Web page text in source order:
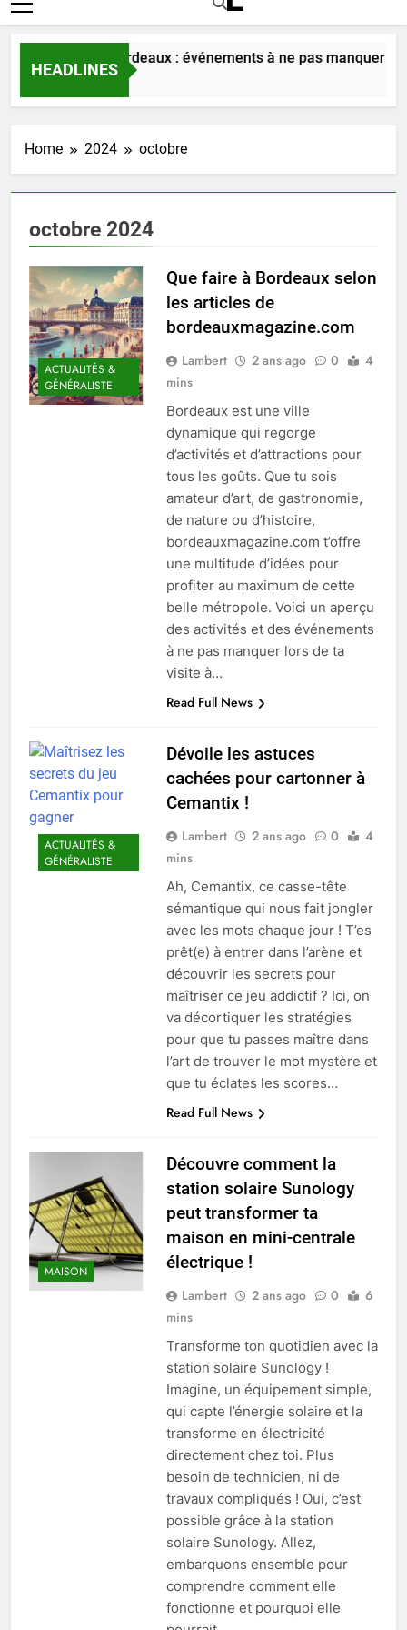
HEADLINES
de Bordeaux : événements à ne pas manquer le 6
Ago
Home 2024 octobre
octobre 2024
ACTUALITÉS &
GÉNÉRALISTE
Que faire à Bordeaux selon
les articles de
bordeauxmagazine.com
Lambert 2 ans ago 0
4
mins
Bordeaux est une ville
dynamique qui regorge
d’activités et d’attractions pour
tous les goûts. Que tu sois
amateur d’art, de gastronomie,
de nature ou d’histoire,
bordeauxmagazine.com t’offre
une multitude d’idées pour
profiter au maximum de cette
belle métropole. Voici un aperçu
des activités et des événements
à ne pas manquer lors de ta
visite à…
Read Full News
ACTUALITÉS &
GÉNÉRALISTE
Dévoile les astuces
cachées pour cartonner à
Cemantix !
Lambert 2 ans ago 0
4
mins
Ah, Cemantix, ce casse-tête
sémantique qui nous fait jongler
avec les mots chaque jour ! T’es
prêt(e) à entrer dans l’arène et
découvrir les secrets pour
maîtriser ce jeu addictif ? Ici, on
va décortiquer les stratégies
pour que tu passes maître dans
l’art de trouver le mot mystère et
que tu éclates les scores…
Read Full News
MAISON
Découvre comment la
station solaire Sunology
peut transformer ta
maison en mini-centrale
électrique !
Lambert 2 ans ago 0
6
mins
Transforme ton quotidien avec la
station solaire Sunology !
Imagine, un équipement simple,
qui capte l’énergie solaire et la
transforme en électricité
directement chez toi. Plus
besoin de technicien, ni de
travaux compliqués ! Oui, c’est
possible grâce à la station
solaire Sunology. Allez,
embarquons ensemble pour
comprendre comment elle
fonctionne et pourquoi elle